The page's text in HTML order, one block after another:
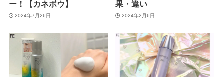
ー！【カネボウ】
2024年7月26日
果・違い
2024年2月6日